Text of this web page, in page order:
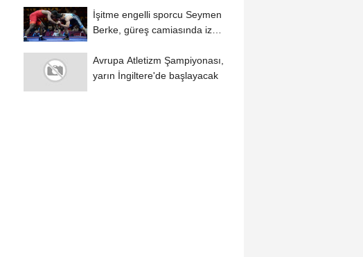
İşitme engelli sporcu Seymen
Berke, güreş camiasında iz
Avrupa Atletizm Şampiyonası,
yarın İngiltere'de başlayacak